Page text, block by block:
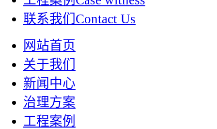
联系我们 Contact Us
网站首页
关于我们
新闻中心
治理方案
工程案例